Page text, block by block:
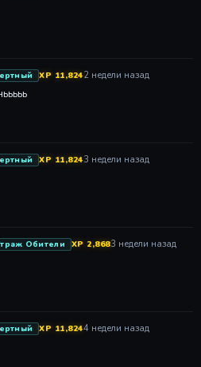
XP 11,8242 недели назад
XP 11,8243 недели назад
Обители XP 2,8683 недели назад
XP 11,8244 недели назад